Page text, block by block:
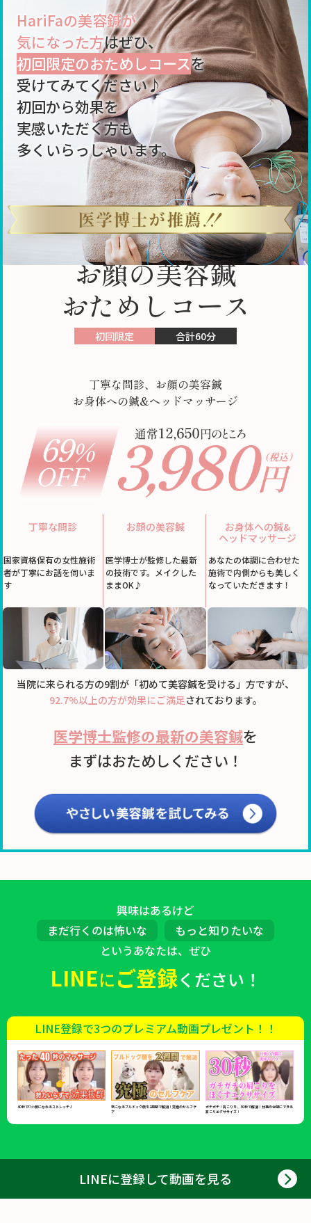
HariFaの美容鍼が
気になった方はぜひ、
初回限定のおためしコースを
受けてみてください♪
初回から効果を
実感いただく方も
多くいらっしゃいます。
お顔の美容鍼
おためしコース
初回限定 合計60分
丁寧な問診、お顔の美容鍼
お身体への鍼&ヘッドマッサージ
丁寧な問診
国家資格保有の女性施術
者が丁寧にお話を伺いま
す
お顔の美容鍼
医学博士が監修した最新
の技術です。メイクした
ままOK♪
お身体への鍼&
ヘッドマッサージ
あなたの体調に合わせた
施術で内側からも美しく
なっていただきます！
当院に来られる方の9割が「初めて美容鍼を受ける」方ですが、
92.7%以上の方が効果にご満足されております。
医学博士監修の最新の美容鍼を
まずはおためしください！
興味はあるけど
まだ行くのは怖いな
もっと知りたいな
というあなたは、ぜひ
LINEにご登録ください！
LINE登録で3つのプレミアム動画プレゼント！！
40秒で!?小顔になれるストレッチ♪
気になるブルドック顔を2週間で解消！究極のセルフケ
ア
ガチガチ！肩こりを、30秒で解消！仕事の合間にできる
肩こりエクササイズ！
LINEに登録して動画を見る